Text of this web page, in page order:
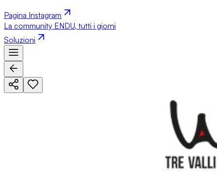
Pagina Instagram
La community ENDU, tutti i giorni
Soluzioni